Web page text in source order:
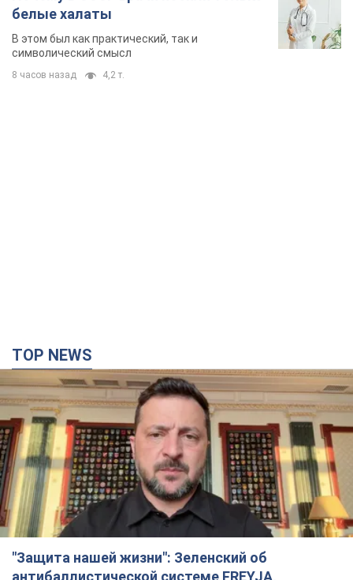
"Защита нашей жизни": Зеленский об
антибаллистической системе FREYJA,
санкциях против России и поддержке аграриев.
Видео
Европейские партнеры присоединяются к совместному
проекту
час назад 9,8 т.
"Балистика убивает людей": Сикорский призвал
обсудить перехват вражеских ракет над